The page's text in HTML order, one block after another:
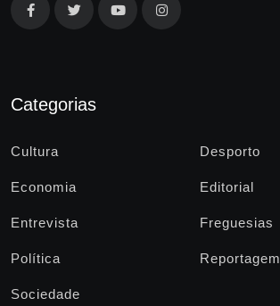
Categorias
Cultura Desporto
Economia Editorial
Entrevista Freguesias
Política Reportagem
Sociedade